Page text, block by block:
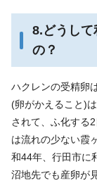
8.どうして
の？
ハクレンの受精卵
(卵がかえること)
されて、ふ化する
は流れの少ない霞
和44年、行田市に
沼地先でも産卵が